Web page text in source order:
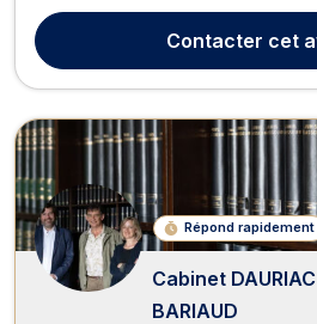
affaires et de la concurrence. En
Juliette MAGNE-GANDOIS prend en
Contacter cet
Répond rapidement
Cabinet
BARIAUD